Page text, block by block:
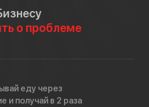
о проблеме
еду через
и получай в 2 раза